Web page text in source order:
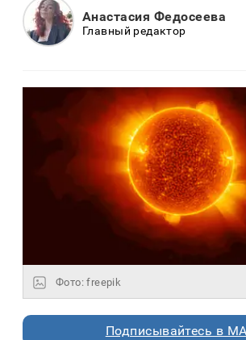
Анастасия Федосеева
Главный редактор
Фото: freepik
Подписывайтесь в